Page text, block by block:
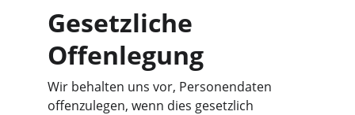
Gesetzliche
Offenlegung
Wir behalten uns vor, Personendaten
offenzulegen, wenn dies gesetzlich